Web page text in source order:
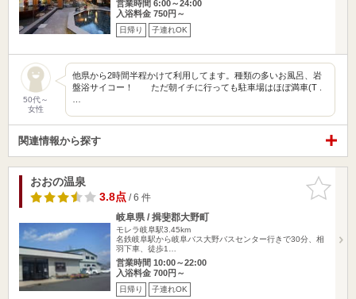
営業時間 6:00～24:00
入浴料金 750円～
日帰り 子連れOK
50代～
女性
他県から2時間半程かけて利用してます。種類の多いお風呂、岩
盤浴サイコー！ ただ朝イチに行っても駐車場はほぼ満車(T .
関連情報から探す
お気に入
りに追加
おおの温泉
3.8点/ 6 件
岐阜県 / 揖斐郡大野町
モレラ岐阜駅3.45km
名鉄岐阜駅から岐阜バス大野バスセンター行きで30分、相
羽下車、徒歩1…
営業時間 10:00～22:00
入浴料金 700円～
日帰り 子連れOK